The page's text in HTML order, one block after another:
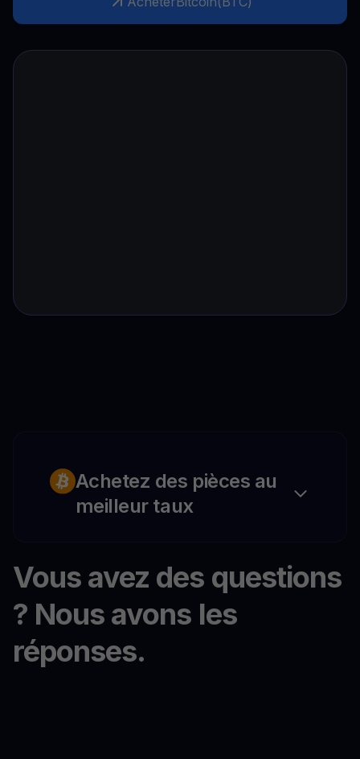
Achetez des pièces au
meilleur taux
Vous avez des questions
? Nous avons les
réponses.